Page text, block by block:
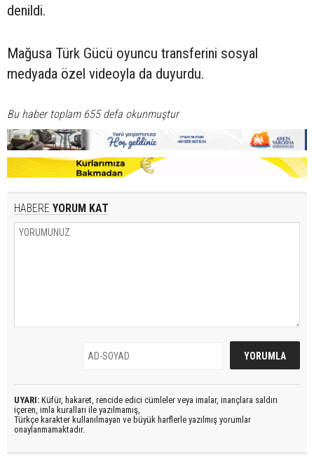
denildi.
Mağusa Türk Gücü oyuncu transferini sosyal
medyada özel videoyla da duyurdu.
Bu haber toplam 655 defa okunmuştur
HABERE YORUM KAT
UYARI: Küfür, hakaret, rencide edici cümleler veya imalar, inançlara saldırı
içeren, imla kuralları ile yazılmamış,
Türkçe karakter kullanılmayan ve büyük harflerle yazılmış yorumlar
onaylanmamaktadır.